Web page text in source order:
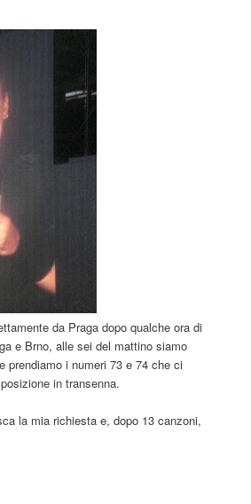
da Praga dopo qualche ora di
e Brno, alle sei del mattino siamo
prendiamo i numeri 73 e 74 che ci
in transenna.
la mia richiesta e, dopo 13 canzoni,